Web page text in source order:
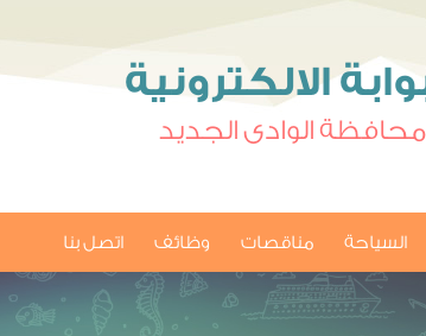
الالكترونية
محافظة الوادى الجديد
السياحة مناقصات وظائف اتصل بنا